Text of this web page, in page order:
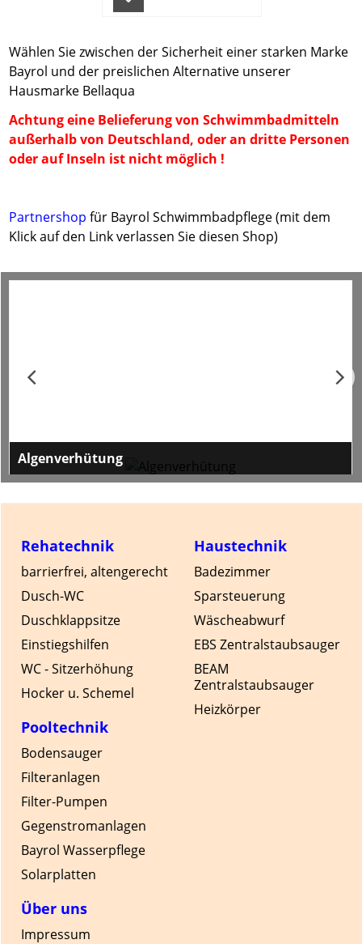
Wählen Sie zwischen der Sicherheit einer starken Marke
Bayrol und der preislichen Alternative unserer
Hausmarke Bellaqua
Achtung eine Belieferung von Schwimmbadmitteln
außerhalb von Deutschland, oder an dritte Personen
oder auf Inseln ist nicht möglich !
Partnershop für Bayrol Schwimmbadpflege(mit dem
Klick auf den Link verlassen Sie diesen Shop)
Algenverhütung
gegen Algen, Pilze und Bakterien
Haustechnik
Badezimmer
Sparsteuerung
Wäscheabwurf
EBS Zentralstaubsauger
BEAM
Zentralstaubsauger
Heizkörper
Rehatechnik
barrierfrei, altengerecht
Dusch-WC
Duschklappsitze
Einstiegshilfen
WC - Sitzerhöhung
Hocker u. Schemel
Pooltechnik
Bodensauger
Filteranlagen
Filter-Pumpen
Gegenstromanlagen
Bayrol Wasserpflege
Solarplatten
Über uns
Impressum